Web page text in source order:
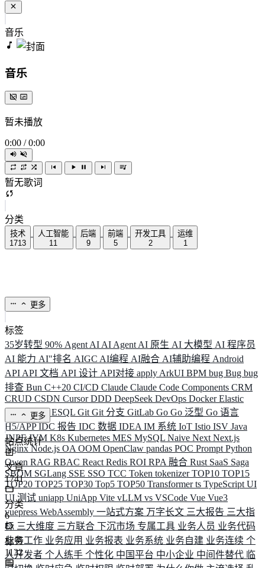
音乐
音乐
暂未播放
0:00 / 0:00
暂无歌词
分类
技术
1713
人工智能
11
后端
9
前端
5
开发工具
2
运维
1
更多
标签
35岁转型 90% Agent AI AI Agent AI 原生 AI 大模型 AI 程序员
AI 能力 AI"排名 AIGC AI编程 AI融合 AI辅助编程 Android
API API 文档 API 设计 API对接 apply ArkUI BPM bug Bug bug
排查 Bun C++20 CI/CD Claude Claude Code Components CRM
CRUD CSDN CursorDDD DeepSeek DevOps DockerElastic
ELK ElysiaESQL Git Git 分支 GitLab Go Go 泛型 Go 语言
H5/APPIDC 报告 IDC 数据 IDEA IM 系统 IoT Istio ISV Java
JNPFJVM K8s Kubernetes MES MySQL Naive Next Next.js
NginxNode.js OA OOM OpenClaw pandas POC Prompt Python
Qwen RAG RBAC React Redis ROI RPA 融合 Rust SaaS Saga
SBOM SGLang SSE SSO TCC Token tokenizerTOP10 TOP15
TOP20 TOP25 TOP30 Top5 TOP50 Transformerts TypeScript UI
UI 测试 uniapp UniApp Vite vLLM vs VSCode Vue Vue3
vuepress WebAssembly 一站式方案 万字长文 三大报告 三大指
标 三大维度 三方联合 下沉市场 专属工具 业务人员 业务代码
业务工作 业务应用 业务报表 业务系统 业务自建 业务连续 个
人开发者 个人练手 个性化 中国平台 中小企业 中间件替代 临
更多
站点统计
文章
1741
分类
6
标签
1132